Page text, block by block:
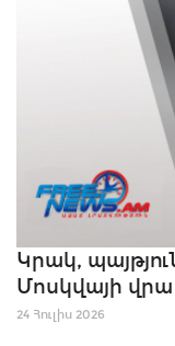
Կրակ,
Մոսկվայի վրա
24 Հուլիս 2026